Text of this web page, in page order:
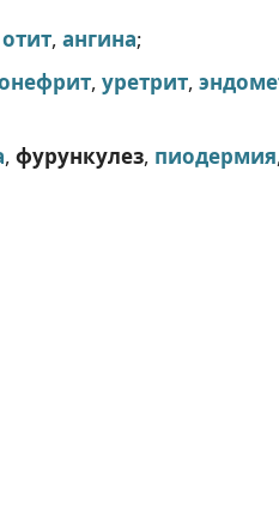
отит, ангина;
, уретрит,
, фурункулез, пиодермия